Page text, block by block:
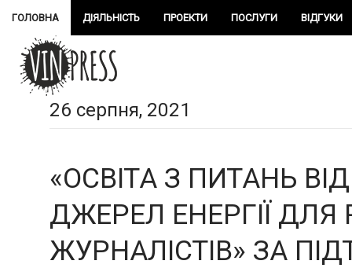
ГОЛОВНА ДІЯЛЬНІСТЬ ПРОЕКТИ ПОСЛУГИ ВІДГУКИ
26 серпня, 2021
«ОСВІТА З ПИТАНЬ
ДЖЕРЕЛ ЕНЕРГІЇ ДЛЯ
ЖУРНАЛІСТІВ» ЗА